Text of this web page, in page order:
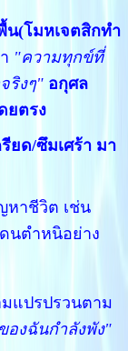
(โมหเจตสิกทำ
"ความทุกข์ที่
ริงๆ" อกุศล
ยตรง
ยด/ซึมเศร้า มา
หาชีวิต เช่น
นตำหนิอย่าง
แปรปรวนตาม
องฉันกำลังพัง"